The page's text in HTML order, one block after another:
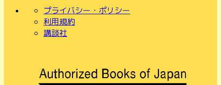
プライバシー・ポリシー
利用規約
講談社